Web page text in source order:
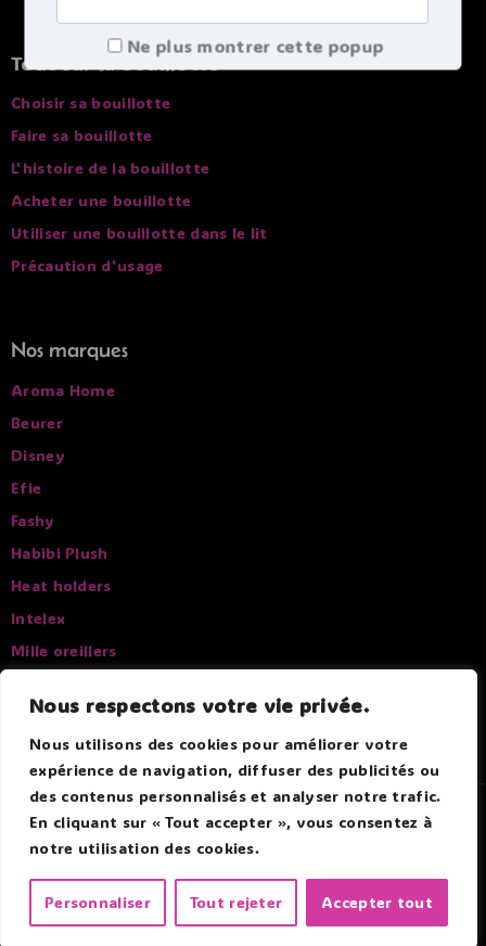
Nous respectons votre vie privée.
Nous utilisons des cookies pour améliorer votre
expérience de navigation, diffuser des publicités ou
des contenus personnalisés et analyser notre trafic.
En cliquant sur « Tout accepter », vous consentez à
notre utilisation des cookies.
Personnaliser Tout rejeter Accepter tout
Tout sur la bouillotte
Choisir sa bouillotte
Faire sa bouillotte
L'histoire de la bouillotte
Acheter une bouillotte
Utiliser une bouillotte dans le lit
Précaution d'usage
Nos marques
Aroma Home
Beurer
Disney
Efie
Fashy
Habibi Plush
Heat holders
Intelex
Mille oreillers
Sissel
© 2026 Douce Bouillotte - Par Boitmobile - Agence web
Ne plus montrer cette popup